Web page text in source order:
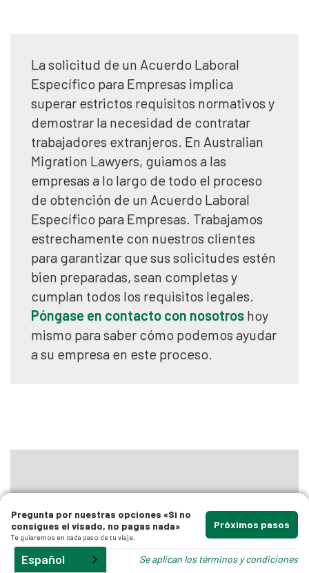
La solicitud de un Acuerdo Laboral
Específico para Empresas implica
superar estrictos requisitos normativos y
demostrar la necesidad de contratar
trabajadores extranjeros. En Australian
Migration Lawyers, guiamos a las
empresas a lo largo de todo el proceso
de obtención de un Acuerdo Laboral
Específico para Empresas. Trabajamos
estrechamente con nuestros clientes
para garantizar que sus solicitudes estén
bien preparadas, sean completas y
cumplan todos los requisitos legales.
Póngase en contacto con nosotros hoy
mismo para saber cómo podemos ayudar
a su empresa en este proceso.
blog publicados porAustralian Migration
Lawyersofrecen únicamente información
general y no constituyen asesoramiento
Pregunta por nuestras opciones «Si no
consigues el visado, no pagas nada»
Te guiaremos en cada paso de tu viaje.
Próximos pasos
Se aplican los términos y condiciones
Español